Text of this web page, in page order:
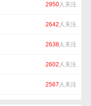
2950人关注
2642 人关注
2638人关注
2602 人关注
2567 人关注